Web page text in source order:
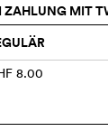
ZAHLUNG MIT
8.00